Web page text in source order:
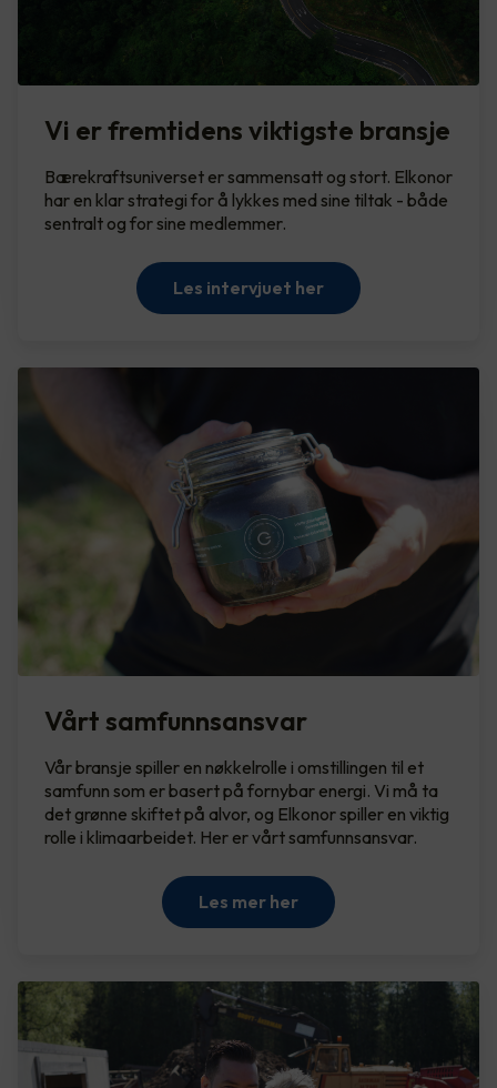
Vi er fremtidens viktigste bransje
Bærekraftsuniverset er sammensatt og stort. Elkonor
har en klar strategi for å lykkes med sine tiltak - både
sentralt og for sine medlemmer.
Les intervjuet her
Vårt samfunnsansvar
Vår bransje spiller en nøkkelrolle i omstillingen til et
samfunn som er basert på fornybar energi. Vi må ta
det grønne skiftet på alvor, og Elkonor spiller en viktig
rolle i klimaarbeidet. Her er vårt samfunnsansvar.
Les mer her